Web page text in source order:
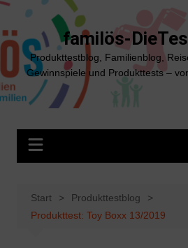
Zum
springen
familös-
Produkttestblog, Familienblog,
Gewinnspiele und Produkttests –
Start
Produkttestblog
Produkttest: Toy Boxx 13/2019